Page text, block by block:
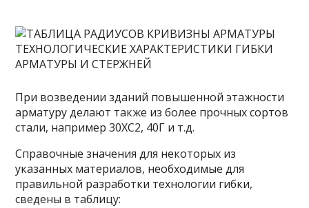
При возведении зданий повышенной этажности
арматуру делают также из более прочных сортов
стали, например 30ХС2, 40Г и т.д.
Справочные значения для некоторых из
указанных материалов, необходимые для
правильной разработки технологии гибки,
сведены в таблицу: